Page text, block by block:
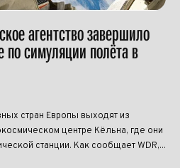
агентство завершило
по симуляции полёта в
стран Европы выходят из
центре Кёльна, где они
станции. Как сообщает WDR,...